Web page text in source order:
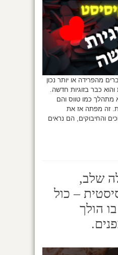
מהפרידה או יותר נכון
כבר בזוגיות חדשה.
מתהלך כמו טווס והם
זה מפתה אז את
והחיבוקים, הם נראים
שלב,
– כול
הולך